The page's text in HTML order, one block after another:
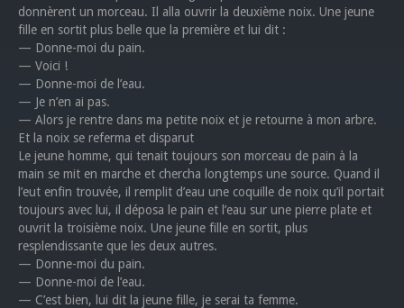
donnèrent un morceau. Il alla ouvrir la deuxième noix. Une jeune
fille en sortit plus belle que la première et lui dit :
— Donne-moi du pain.
— Voici !
— Donne-moi de l’eau.
— Je n’en ai pas.
— Alors je rentre dans ma petite noix et je retourne à mon arbre.
Et la noix se referma et disparut
Le jeune homme, qui tenait toujours son morceau de pain à la
main se mit en marche et chercha longtemps une source. Quand il
l’eut enfin trouvée, il remplit d’eau une coquille de noix qu’il portait
toujours avec lui, il déposa le pain et l’eau sur une pierre plate et
ouvrit la troisième noix. Une jeune fille en sortit, plus
resplendissante que les deux autres.
— Donne-moi du pain.
— Donne-moi de l’eau.
— C’est bien, lui dit la jeune fille, je serai ta femme.